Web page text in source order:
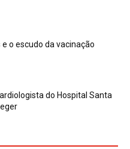
o escudo da vacinação
do Hospital Santa